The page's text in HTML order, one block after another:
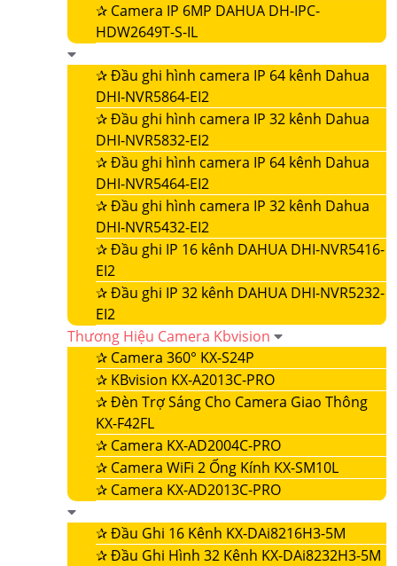
✰ Camera IP 6MP DAHUA DH-IPC-
HDW2649T-S-IL
✰Đầu ghi hình camera IP 64 kênh Dahua
DHI-NVR5864-EI2
✰Đầu ghi hình camera IP 32 kênh Dahua
DHI-NVR5832-EI2
✰Đầu ghi hình camera IP 64 kênh Dahua
DHI-NVR5464-EI2
✰Đầu ghi hình camera IP 32 kênh Dahua
DHI-NVR5432-EI2
✰Đầu ghi IP 16 kênh DAHUA DHI-NVR5416-
EI2
✰Đầu ghi IP 32 kênh DAHUA DHI-NVR5232-
EI2
Thương Hiệu Camera Kbvision
✰ Camera 360° KX-S24P
✰ KBvision KX-A2013C-PRO
✰Đèn Trợ Sáng Cho Camera Giao Thông
KX-F42FL
✰ Camera KX-AD2004C-PRO
✰ Camera WiFi 2 Ống Kính KX-SM10L
✰ Camera KX-AD2013C-PRO
✰Đầu Ghi 16 Kênh KX-DAi8216H3-5M
✰Đầu Ghi Hình 32 Kênh KX-DAi8232H3-5M